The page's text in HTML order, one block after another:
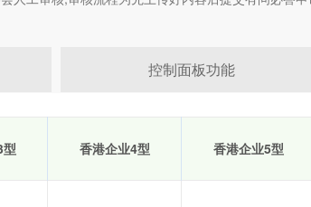
控制面板功能
香港企业4型 香港企业5型